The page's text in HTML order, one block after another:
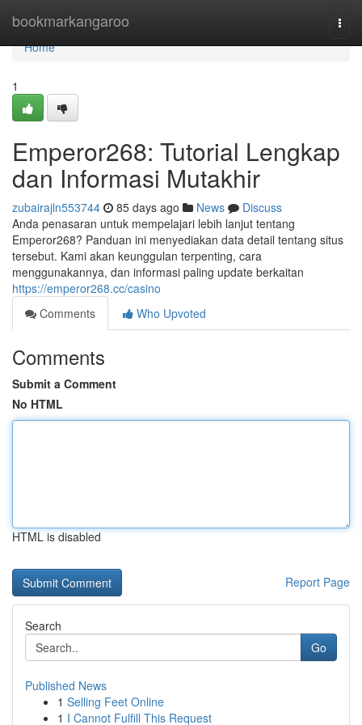
bookmarkangaroo
Home
Home
1
Emperor268: Tutorial Lengkap
dan Informasi Mutakhir
zubairajln553744 85 days ago News
Discuss
Anda penasaran untuk mempelajari lebih lanjut tentang
Emperor268? Panduan ini menyediakan data detail tentang situs
tersebut. Kami akan keunggulan terpenting, cara
menggunakannya, dan informasi paling update berkaitan
https://emperor268.cc/casino
Comments
Who Upvoted
Comments
Submit a Comment
No HTML
HTML is disabled
Report Page
Search
Go
Published News
1 Selling Feet Online
1 I Cannot Fulfill This Request